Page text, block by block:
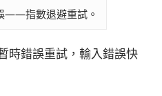
——指數退避重試。
時錯誤重試，輸入錯誤快